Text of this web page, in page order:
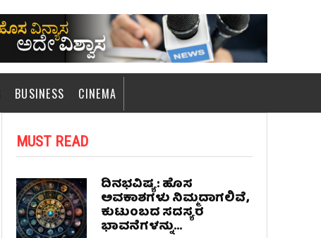
BUSINESS CINEMA
MUST READ
ದಿನಭವಿಷ್ಯ: ಹೊಸ
ಅವಕಾಶಗಳು ನಿಮ್ಮದಾಗಲಿವೆ,
ಕುಟುಂಬದ ಸದಸ್ಯರ
ಭಾವನೆಗಳನ್ನು...